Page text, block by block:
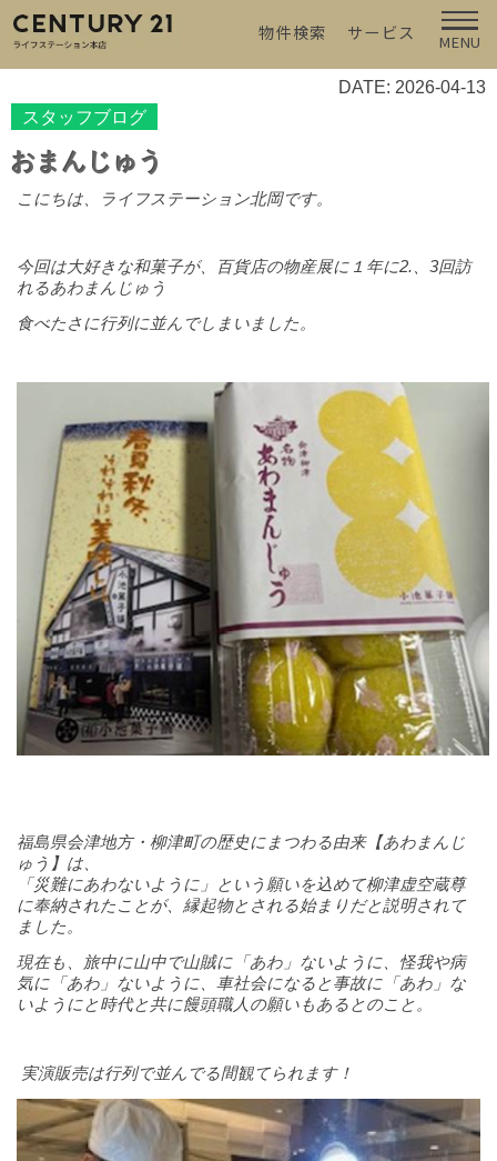
物件検索 サービス MENU
DATE: 2026-04-13
スタッフブログ
おまんじゅう
こにちは、ライフステーション北岡です。
今回は大好きな和菓子が、百貨店の物産展に１年に2.、 3回訪
れるあわまんじゅう
食べたさに行列に並んでしまいました。
福島県会津地方・柳津町の歴史にまつわる由来【あわまんじ
ゅう】は、
「災難にあわないように」という願いを込めて柳津虚空蔵尊
に奉納されたことが、縁起物とされる始まりだと説明されて
ました。
現在も、旅中に山中で山賊に「あわ」ないように、怪我や病
気に「あわ」ないように、車社会になると事故に「あわ」な
いようにと時代と共に饅頭職人の願いもあるとのこと。
実演販売は行列で並んでる間観てられます！